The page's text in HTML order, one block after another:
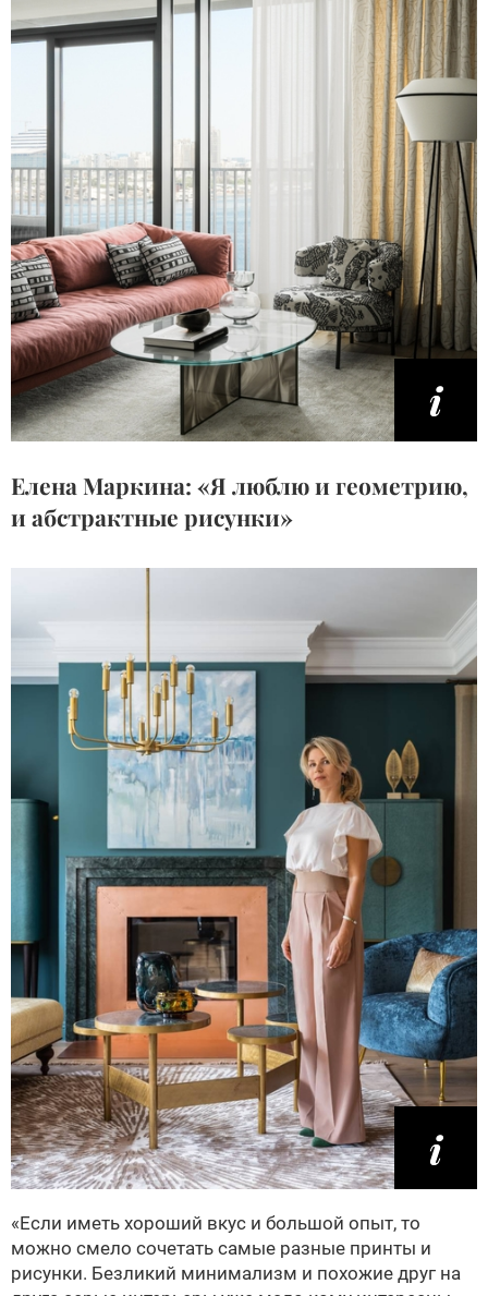
Елена Маркина: «Я люблю и геометрию,
и абстрактные рисунки»
«Если иметь хороший вкус и большой опыт, то
можно смело сочетать самые разные принты и
рисунки. Безликий минимализм и похожие друг на